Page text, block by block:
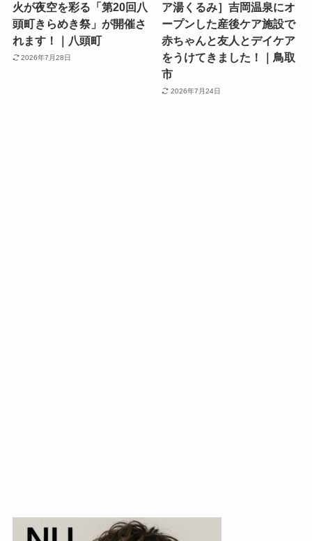
火が夜空を彩る「第20回八
頭町きらめき祭」が開催さ
れます！｜八頭町
2026年7月28日
ア湯くるみ］吉岡温泉にオ
ープンした産後ケア施設で
赤ちゃんと友人とデイケア
をうけてきました！｜鳥取
市
2026年7月24日